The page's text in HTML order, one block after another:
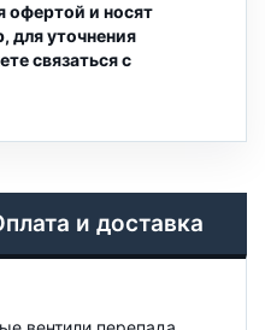
офертой и носят
для уточнения
связаться с
и доставка